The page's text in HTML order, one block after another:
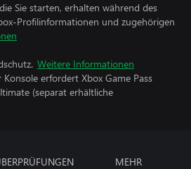
Sie starten, erhalten während des
Profilinformationen und zugehörigen
Weitere Informationen
erfordert Xbox Game Pass
(separat erhältliche
MEHR